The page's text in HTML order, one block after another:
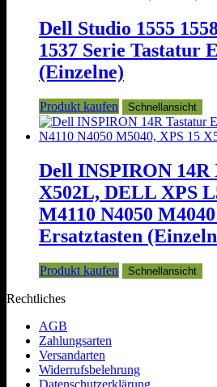
Varianten
auf.
Die
der
Produktseite
gewählt
Dell Studio 1555
1537 Serie Tastatur
(Einzelne)
Produkt kaufen Schnellansicht
Dell INSPIRON 14R
X502L, DELL XPS
M4110 N4050
Ersatztasten
Produkt kaufen Schnellansicht
Rechtliches
AGB
Zahlungsarten
Versandarten
Widerrufsbelehrung
Datenschutzerklärung